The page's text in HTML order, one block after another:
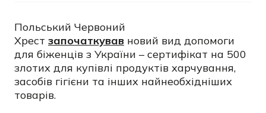
Польський Червоний
Хрест започаткував новий вид допомоги
для біженців з України – сертифікат на 500
злотих для купівлі продуктів харчування,
засобів гігієни та інших найнеобхідніших
товарів.